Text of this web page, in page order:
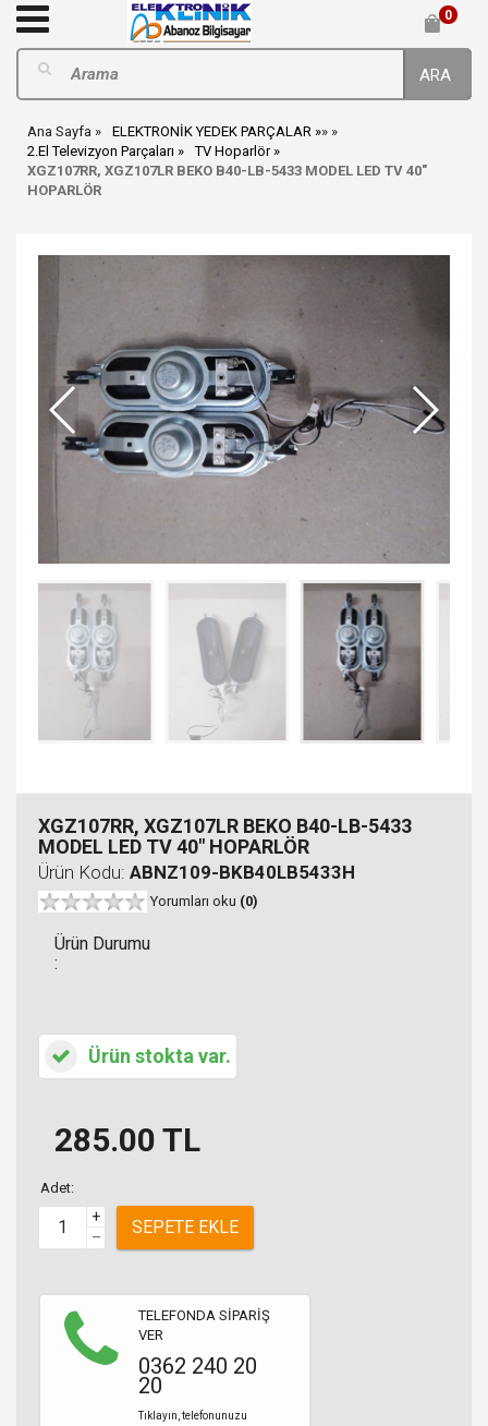
0
ARA
Ana Sayfa ELEKTRONİK YEDEK PARÇALAR
»
2.El Televizyon Parçaları
»
TV Hoparlör
XGZ107RR, XGZ107LR BEKO B40-LB-5433 MODEL LED TV 40"
HOPARLÖR
XGZ107RR, XGZ107LR BEKO B40-LB-5433
MODEL LED TV 40" HOPARLÖR
Ürün Kodu: ABNZ109-BKB40LB5433H
Yorumları oku (0)
Ürün Durumu
:
Ürün stokta var.
285.00 TL
Adet:
+
–
SEPETE EKLE
TELEFONDA SİPARİŞ
VER
0362 240 20
20
Tıklayın, telefonunuzu